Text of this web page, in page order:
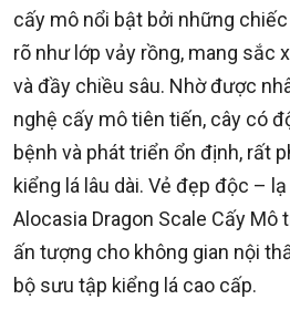
cấy mô nổi bật bởi những chiếc
rõ như lớp vảy rồng, mang sắc
và đầy chiều sâu. Nhờ được
nghệ cấy mô tiên tiến, cây có
bệnh và phát triển ổn định, rất
kiểng lá lâu dài. Vẻ đẹp độc –
Alocasia Dragon Scale Cấy Mô
ấn tượng cho không gian nội
bộ sưu tập kiểng lá cao cấp.